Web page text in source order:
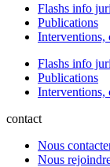
Flashs info
Publications
Interventions,
Flashs info
Publications
Interventions,
contact
Nous
Nous